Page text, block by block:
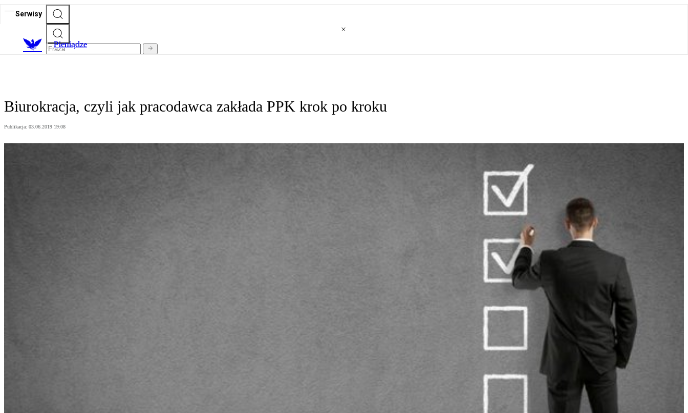
Serwisy
Pieniądze
Biurokracja, czyli jak pracodawca zakłada PPK krok po kroku
Publikacja: 03.06.2019 19:08